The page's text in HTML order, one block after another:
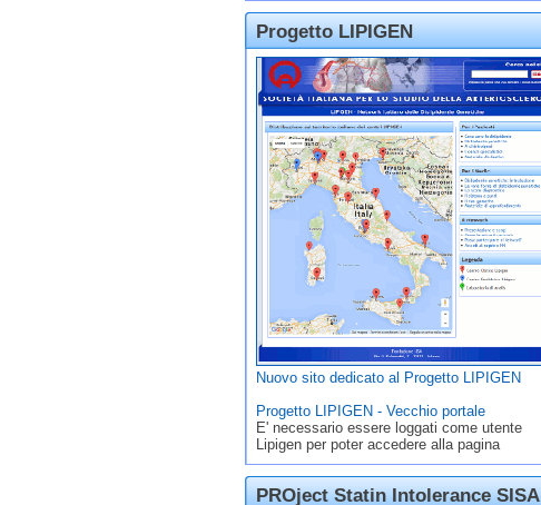
Progetto LIPIGEN
Nuovo sito dedicato al Progetto LIPIGEN
Progetto LIPIGEN - Vecchio portale
E' necessario essere loggati come utente
Lipigen per poter accedere alla pagina
PROject Statin Intolerance SISA